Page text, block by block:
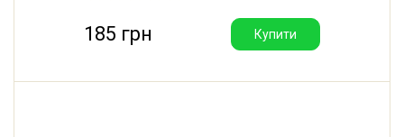
185 грн Купити